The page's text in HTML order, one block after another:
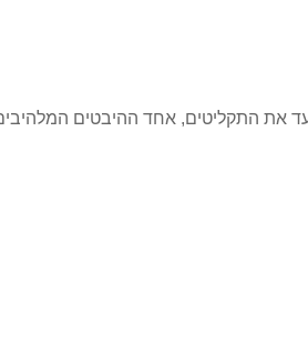
את התקליטים, אחד ההיבטים